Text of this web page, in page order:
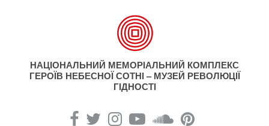
НАЦІОНАЛЬНИЙ МЕМОРІАЛЬНИЙ КОМПЛЕКС
ГЕРОЇВ НЕБЕСНОЇ СОТНІ – МУЗЕЙ РЕВОЛЮЦІЇ
ГІДНОСТІ